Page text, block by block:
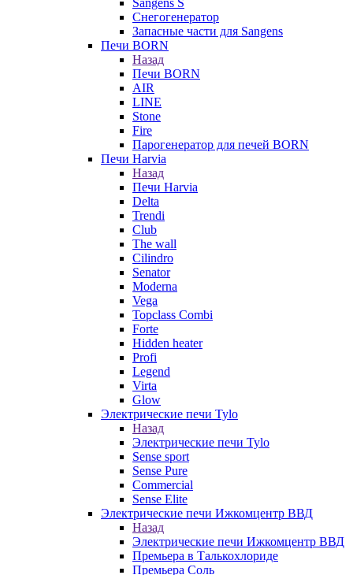
Sangens S
Снегогенератор
Запасные части для Sangens
Печи BORN
Назад
Печи BORN
AIR
LINE
Stone
Fire
Парогенератор для печей BORN
Печи Harvia
Назад
Печи Harvia
Delta
Trendi
Club
The wall
Cilindro
Senator
Moderna
Vega
Topclass Combi
Forte
Hidden heater
Profi
Legend
Virta
Glow
Электрические печи Tylo
Назад
Электрические печи Tylo
Sense sport
Sense Pure
Commercial
Sense Elite
Электрические печи Ижкомцентр ВВД
Назад
Электрические печи Ижкомцентр ВВД
Премьера в Талькохлориде
Премьера Cоль